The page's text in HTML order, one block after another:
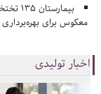
معکوس برای
اخبار تولیدی